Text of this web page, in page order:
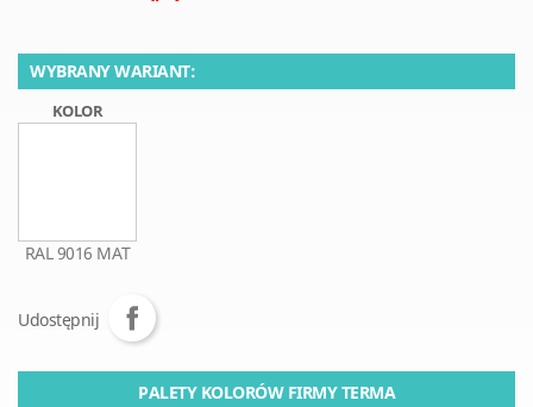
WYBRANY WARIANT:
KOLOR
RAL 9016 MAT
Udostępnij
PALETY KOLORÓW FIRMY TERMA